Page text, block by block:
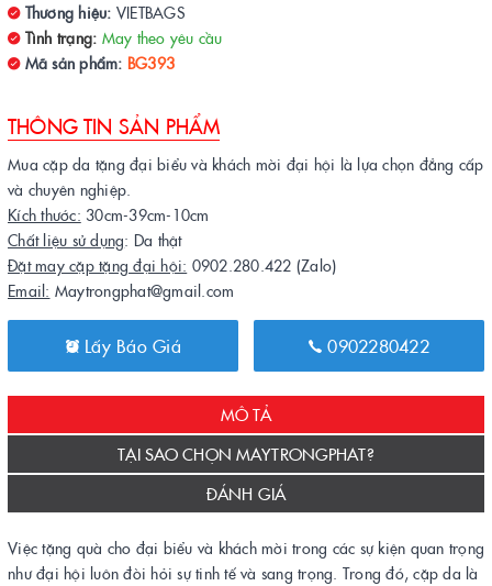
Thương hiệu: VIETBAGS
Tình trạng: May theo yêu cầu
Mã sản phẩm: BG393
THÔNG TIN SẢN PHẨM
Mua cặp da tặng đại biểu và khách mời đại hội là lựa chọn đẳng cấp
và chuyên nghiệp.
Kích thước: 30cm-39cm-10cm
Chất liệu sử dụng: Da thật
Đặt may cặp tặng đại hội: 0902.280.422 (Zalo)
Email: Maytrongphat@gmail.com
Lấy Báo Giá 0902280422
MÔ TẢ
TẠI SAO CHỌN MAYTRONGPHAT?
ĐÁNH GIÁ
Việc tặng quà cho đại biểu và khách mời trong các sự kiện quan trọng
như đại hội luôn đòi hỏi sự tinh tế và sang trọng. Trong đó, cặp da là